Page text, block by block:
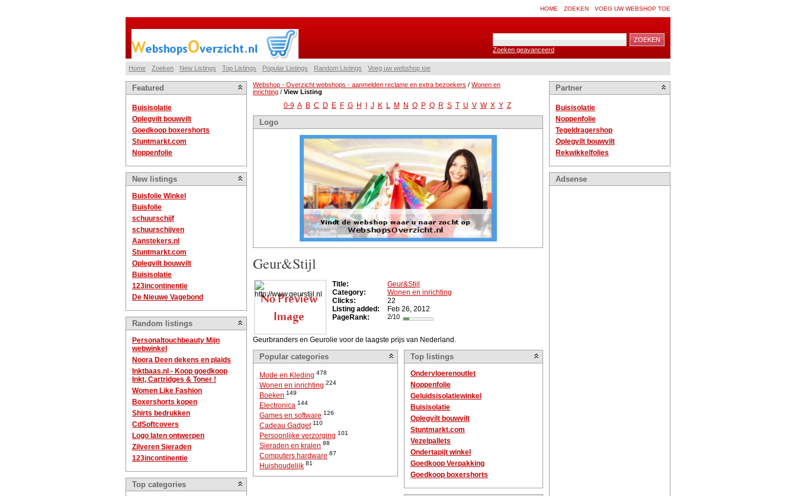
HOME ZOEKEN VOEG UW WEBSHOP TOE
Zoeken geavanceerd
Home Zoeken New Listings Top Listings Popular Listings Random Listings Voeg uw webshop toe
Featured
Buisisolatie
Oplegvilt bouwvilt
Goedkoop boxershorts
Stuntmarkt.com
Noppenfolie
New listings
Buisfolie Winkel
Buisfolie
schuurschijf
schuurschijven
Aanstekers.nl
Stuntmarkt.com
Oplegvilt bouwvilt
Buisisolatie
123incontinentie
De Nieuwe Vagebond
Random listings
Personaltouchbeauty Mijn
webwinkel
Noora Deen dekens en plaids
Inktbaas.nl - Koop goedkoop
Inkt, Cartridges & Toner !
Women Like Fashion
Boxershorts kopen
Shirts bedrukken
CdSoftcovers
Logo laten ontwerpen
Zilveren Sieraden
123incontinentie
Top categories
Webshop - Overzicht webshops - aanmelden reclame en extra bezoekers / Wonen en
inrichting / View Listing
0-9 A B C D E F G H J K L M N O P Q R S T U V W X Y Z
Logo
Geur&Stijl
Title:
Geur&Stijl
Category:
Wonen en inrichting
Clicks:
22
Listing added:
Feb 26, 2012
PageRank:
2/10
Geurbranders en Geurolie voor de laagste prijs van Nederland.
Popular categories
Mode en Kleding 478
Wonen en inrichting 224
Boeken 149
Electronica 144
Games en software 126
Cadeau Gadget 110
Persoonlijke verzorging 101
Sieraden en kralen 88
Computers hardware 87
Huishoudelijk 81
Top listings
Ondervloerenoutlet
Noppenfolie
Geluidsisolatiewinkel
Buisisolatie
Oplegvilt bouwvilt
Stuntmarkt.com
Vezelpallets
Ondertapijt winkel
Goedkoop Verpakking
Goedkoop boxershorts
Partner
Buisisolatie
Noppenfolie
Tegeldragershop
Oplegvilt bouwvilt
Rekwikkelfolies
Adsense